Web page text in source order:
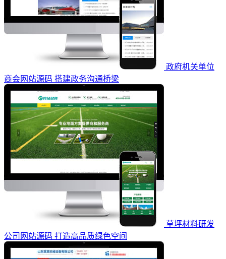
政府机关单位
商会网站源码 搭建政务沟通桥梁
草坪材料研发
公司网站源码 打造高品质绿色空间